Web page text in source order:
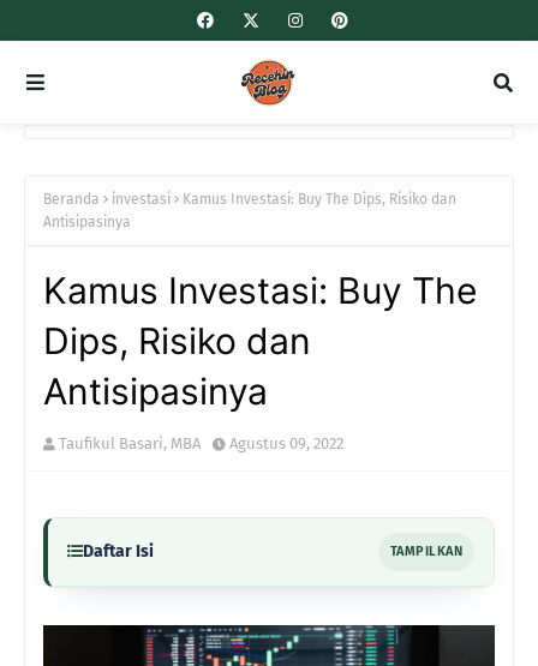
Beranda investasi
Kamus Investasi: Buy The Dips, Risiko dan
Antisipasinya
Kamus Investasi: Buy The
Dips, Risiko dan
Antisipasinya
Taufikul Basari, MBA Agustus 09, 2022
Daftar Isi TAMPILKAN